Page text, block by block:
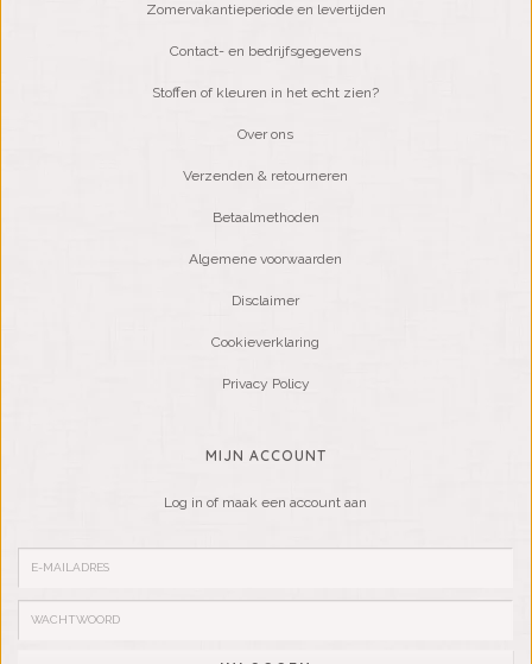
Zomervakantieperiode en levertijden
Contact- en bedrijfsgegevens
Stoffen of kleuren in het echt zien?
Over ons
Verzenden & retourneren
Betaalmethoden
Algemene voorwaarden
Disclaimer
Cookieverklaring
Privacy Policy
MIJN ACCOUNT
Log in of maak een account aan